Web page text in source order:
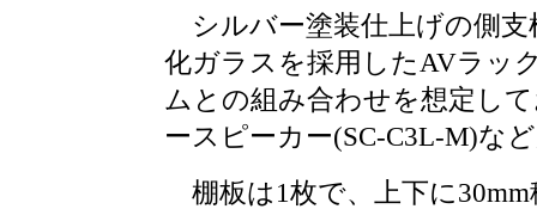
シルバー塗装仕上げの側支
化ガラスを採用したAVラッ
ムとの組み合わせを想定し
ースピーカー(SC-C3L-M)な
棚板は1枚で、上下に